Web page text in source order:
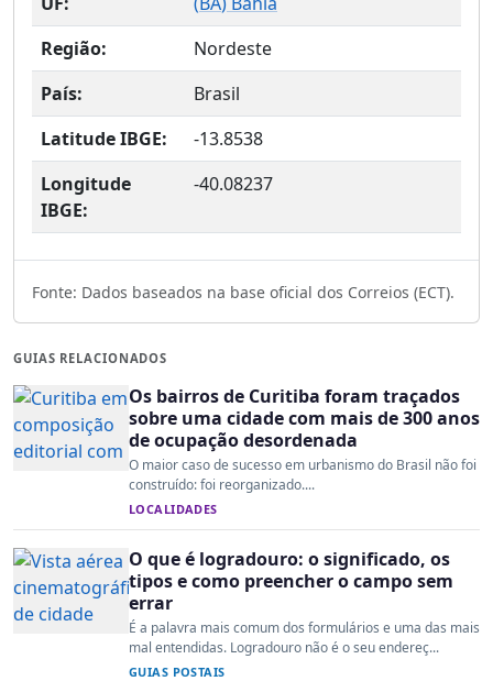
Região:
Nordeste
País:
Brasil
Latitude IBGE:
-13.8538
Longitude
IBGE:
-40.08237
Fonte: Dados baseados na base oficial dos Correios (ECT).
GUIAS RELACIONADOS
Os bairros de Curitiba foram traçados
sobre uma cidade com mais de 300 anos
de ocupação desordenada
O maior caso de sucesso em urbanismo do Brasil não foi
construído: foi reorganizado....
LOCALIDADES
O que é logradouro: o significado, os
tipos e como preencher o campo sem
errar
É a palavra mais comum dos formulários e uma das mais
mal entendidas. Logradouro não é o seu endereç...
GUIAS POSTAIS